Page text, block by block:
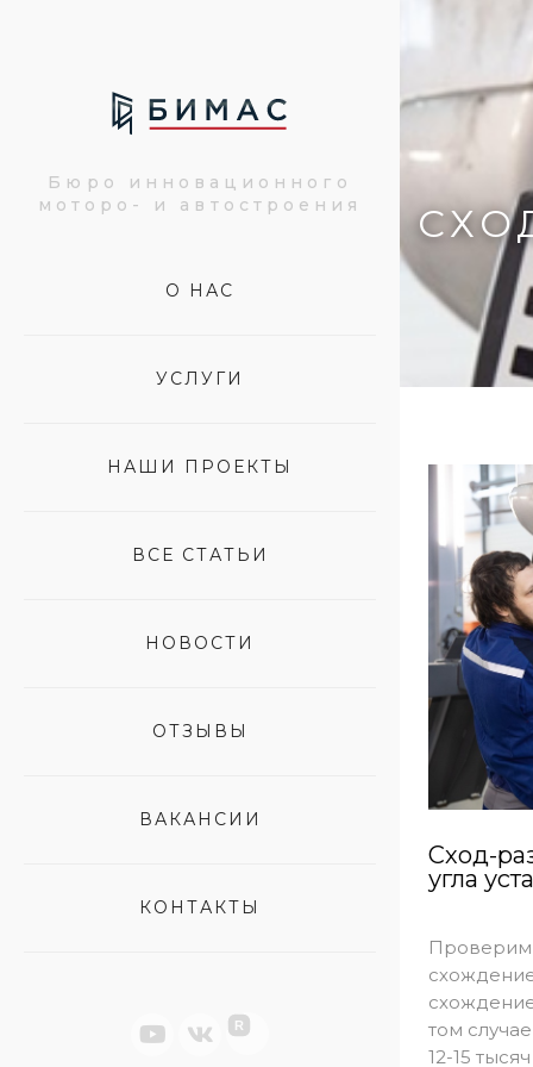
Бюро инновационного
моторо- и автостроения
О НАС
УСЛУГИ
НАШИ ПРОЕКТЫ
ВСЕ СТАТЬИ
НОВОСТИ
ОТЗЫВЫ
ВАКАНСИИ
КОНТАКТЫ
R
Сход-
угла
Проверим
том
12-15